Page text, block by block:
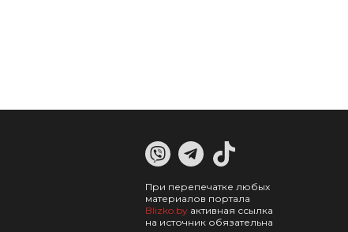
При перепечатке любых
материалов портала
Blizko.by активная ссылка
на источник обязательна